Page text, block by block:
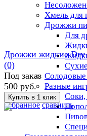
Хмель для
Дрожжи
Для
Солодовые
Разные
Соки,
избранное сравнить
Дрожжи жидкие Dry
(0)
Под заказ
500 руб.